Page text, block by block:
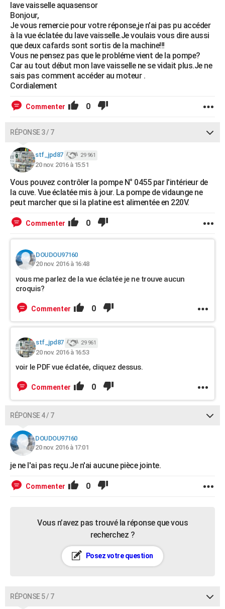
lave vaisselle aquasensor
Bonjour,
Je vous remercie pour votre réponse,je n'ai pas pu accéder
à la vue éclatée du lave vaisselle.Je voulais vous dire aussi
que deux cafards sont sortis de la machine!!!
Vous ne pensez pas que le probléme vient de la pompe?
Car au tout début mon lave vaisselle ne se vidait plus.Je ne
sais pas comment accéder au moteur .
Cordialement
Commenter 0
RÉPONSE 3 / 7
stf_jpd87 29 961
20 nov. 2016 à 15:51
Vous pouvez contrôler la pompe N° 0455 par l'intérieur de
la cuve. Vue éclatée mis à jour. La pompe de vidaunge ne
peut marcher que si la platine est alimentée en 220V.
Commenter 0
DOUDOU97160
20 nov. 2016 à 16:48
vous me parlez de la vue éclatée je ne trouve aucun
croquis?
Commenter 0
stf_jpd87 29 961
20 nov. 2016 à 16:53
voir le PDF vue éclatée, cliquez dessus.
Commenter 0
RÉPONSE 4 / 7
DOUDOU97160
20 nov. 2016 à 17:01
je ne l'ai pas reçu.Je n'ai aucune pièce jointe.
Commenter 0
Vous n’avez pas trouvé la réponse que vous
recherchez ?
Posez votre question
RÉPONSE 5 / 7